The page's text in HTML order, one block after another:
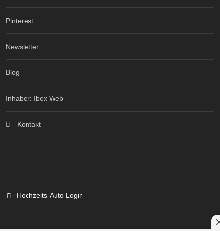
Pinterest
Newsletter
Blog
Inhaber: Ibex Web
Kontakt
Hochzeits-Auto Login